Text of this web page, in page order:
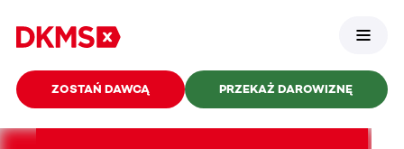
ZOSTAŃ DAWCĄ PRZEKAŻ DAROWIZNĘ